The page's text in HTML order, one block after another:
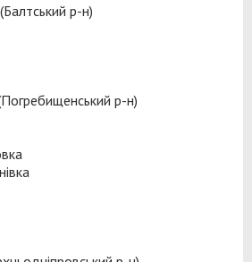
р-н)
р-н)